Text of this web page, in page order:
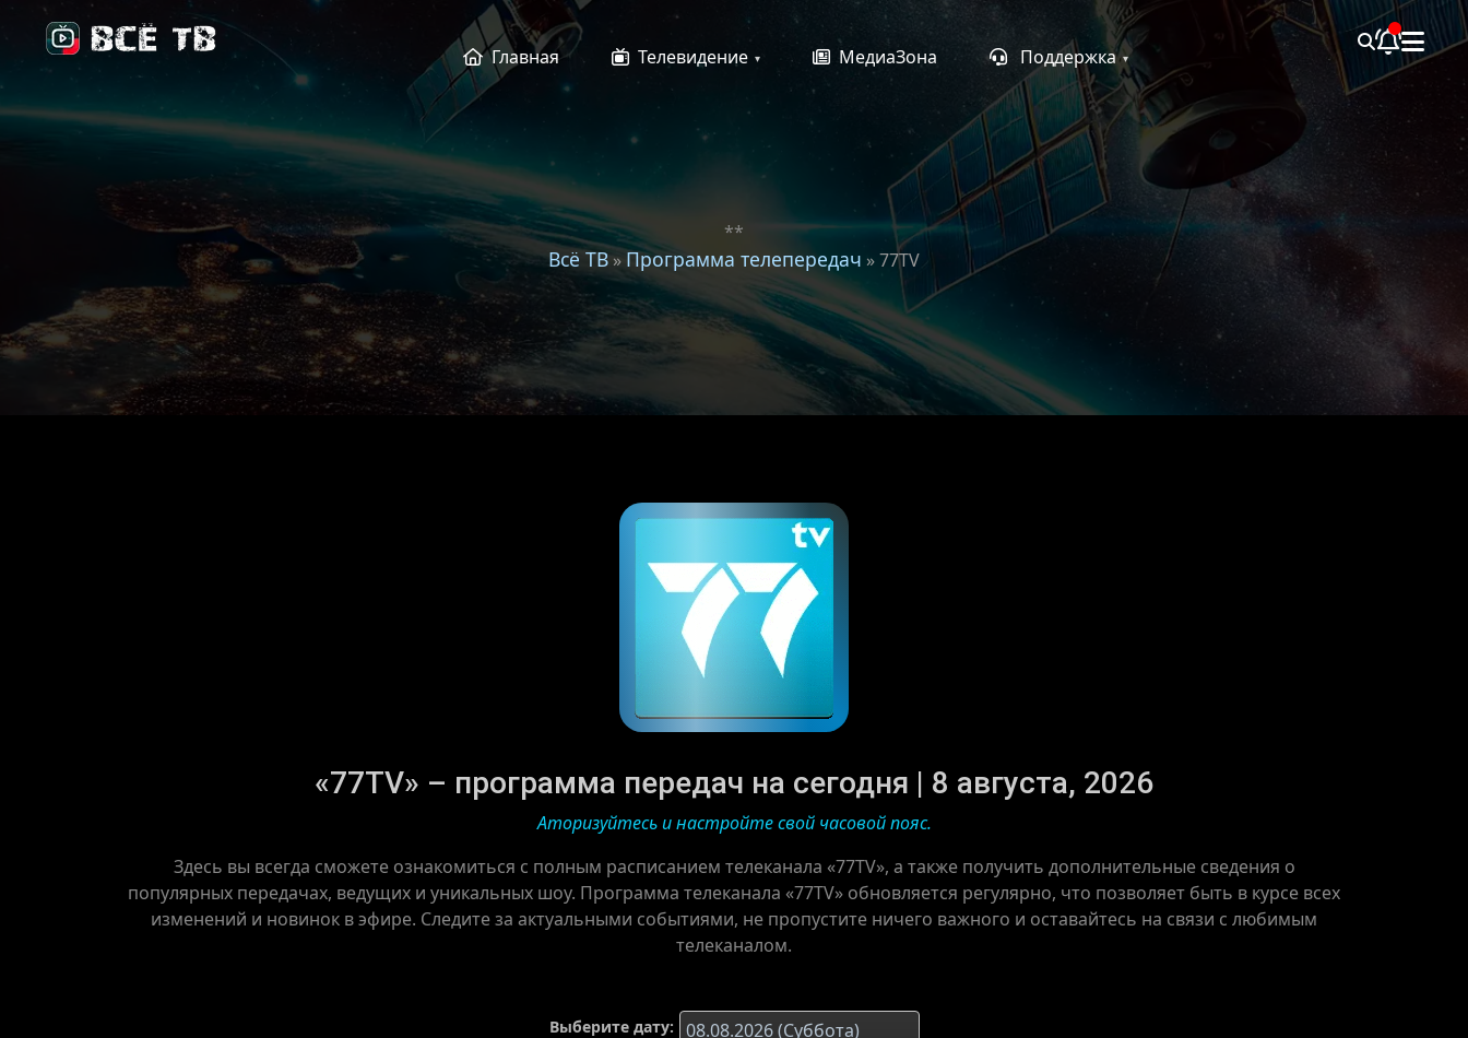
Главная Телевидение МедиаЗона Поддержка
**
Всё ТВ» Программа телепередач » 77TV
«77TV» – программа передач на сегодня | 8 августа, 2026
Аторизуйтесь и настройте свой часовой пояс.
Здесь вы всегда сможете ознакомиться с полным расписанием телеканала «77TV», а также получить дополнительные сведения о
популярных передачах, ведущих и уникальных шоу. Программа телеканала «77TV» обновляется регулярно, что позволяет быть в курсе всех
изменений и новинок в эфире. Следите за актуальными событиями, не пропустите ничего важного и оставайтесь на связи с любимым
телеканалом.
Выберите дату: